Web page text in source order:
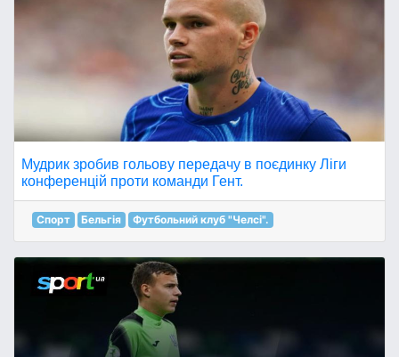
Мудрик зробив гольову передачу в поєдинку Ліги
конференцій проти команди Гент.
Спорт Бельгія Футбольний клуб "Челсі".